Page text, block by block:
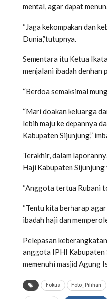
mental, agar dapat
“Jaga kekompakan dan
Dunia,”tutupnya.
Sementara itu Ketua
menjalani ibadah denhan
“Berdoa semaksimal
“Mari doakan keluarga
lebih maju ke depannya
Kabupaten Sijunjung,”
Terakhir, dalam
Haji Kabupaten
“Anggota tertua Rubani
“Tentu kita berharap
ibadah haji dan
Pelepasan
anggota IPHI Kabupaten
memenuhi masjid Agung
Fokus Foto_Pilihan